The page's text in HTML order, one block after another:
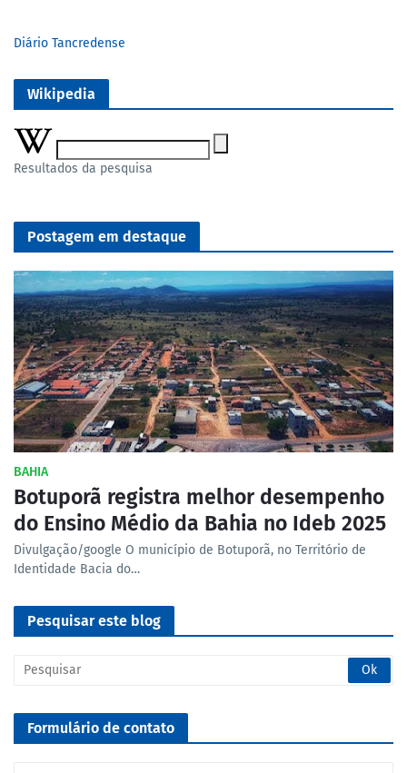
Diário Tancredense
Wikipedia
Resultados da pesquisa
Postagem em destaque
BAHIA
Botuporã registra melhor desempenho
do Ensino Médio da Bahia no Ideb 2025
Divulgação/google O município de Botuporã, no Território de
Identidade Bacia do…
Pesquisar este blog
Formulário de contato